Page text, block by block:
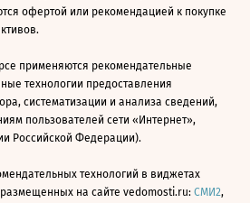
офертой или рекомендацией к покупке
применяются рекомендательные
технологии предоставления
систематизации и анализа сведений,
пользователей сети «Интернет»,
Российской Федерации).
технологий в виджетах
на сайте vedomosti.ru: СМИ2,